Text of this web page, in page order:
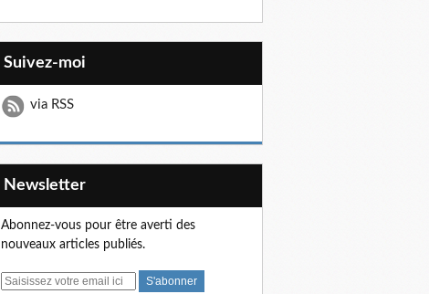
Suivez-moi
via RSS
Newsletter
Abonnez-vous pour être averti des
nouveaux articles publiés.
E